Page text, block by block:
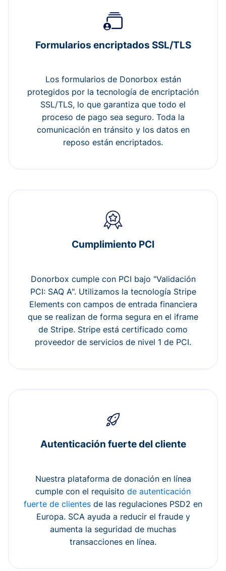
Formularios encriptados SSL/TLS
Los formularios de Donorbox están
protegidos por la tecnología de encriptación
SSL/TLS, lo que garantiza que todo el
proceso de pago sea seguro. Toda la
comunicación en tránsito y los datos en
reposo están encriptados.
Cumplimiento PCI
Donorbox cumple con PCI bajo "Validación
PCI: SAQ A". Utilizamos la tecnología Stripe
Elements con campos de entrada financiera
que se realizan de forma segura en el iframe
de Stripe. Stripe está certificado como
proveedor de servicios de nivel 1 de PCI.
Autenticación fuerte del cliente
Nuestra plataforma de donación en línea
cumple con el requisito de autenticación
fuerte de clientes de las regulaciones PSD2 en
Europa. SCA ayuda a reducir el fraude y
aumenta la seguridad de muchas
transacciones en línea.